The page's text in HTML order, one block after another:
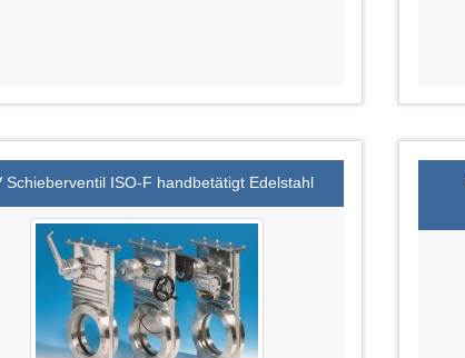
Schieberventil ISO-F handbetätigt Edelstahl